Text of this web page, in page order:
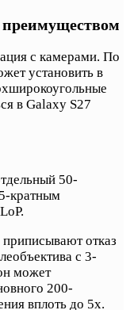
с камерами. По
установить в
в Galaxy S27
50-
кратным
отказ
с 3-
может
200-
вплоть до 5x.